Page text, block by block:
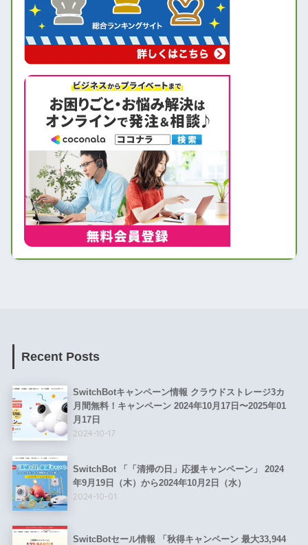
Recent Posts
SwitchBotキャンペーン情報 クラウドストレージ3カ
月間無料！キャンペーン 2024年10月17日〜2025年01
月17日
2024-10-17
SwitchBot 「「清掃の日」応援キャンペーン」 2024
年9月19日（木）から2024年10月2日（水）
2024-10-01
SwitcBotセール情報 「秋得キャンペーン 最大33,944